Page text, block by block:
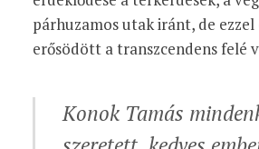
párhuzamos utak iránt, de
erősödött a transzcendens felé
Konok Tamás